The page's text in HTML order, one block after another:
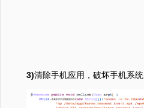
3)清除手机应用，破坏手机系统